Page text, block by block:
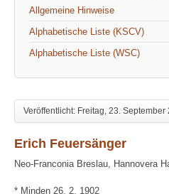
Allgemeine Hinweise
Alphabetische Liste (KSCV)
Alphabetische Liste (WSC)
Veröffentlicht: Freitag, 23. September
Erich Feuersänger
Neo-Franconia Breslau, Hannovera
* Minden 26. 2. 1902